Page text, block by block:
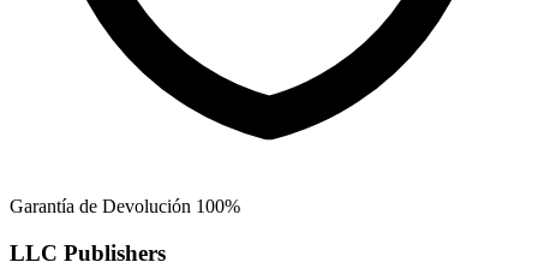
Garantía de Devolución 100%
LLC Publishers